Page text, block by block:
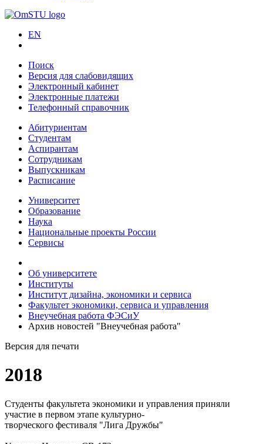
EN
Поиск
Версия для слабовидящих
Электронный кабинет
Электронные платежи
Телефонный справочник
Абитуриентам
Студентам
Аспирантам
Сотрудникам
Выпускникам
Расписание
Университет
Образование
Наука
Национальные проекты России
Сервисы
Об университете
Институты
Институт дизайна, экономики и сервиса
Факультет экономики, сервиса и управления
Внеучебная работа ФЭСиУ
Архив новостей "Внеучебная работа"
Версия для печати
2018
Студенты факультета экономики и управления приняли
участие в первом этапе культурно-
творческого фестиваля "Лига Дружбы"